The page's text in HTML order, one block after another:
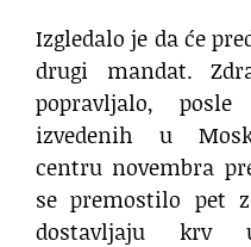
Izgledalo je da će
drugi mandat.
popravljalo, posle
izvedenih u
centru novembra
se premostilo pet
dostavljaju